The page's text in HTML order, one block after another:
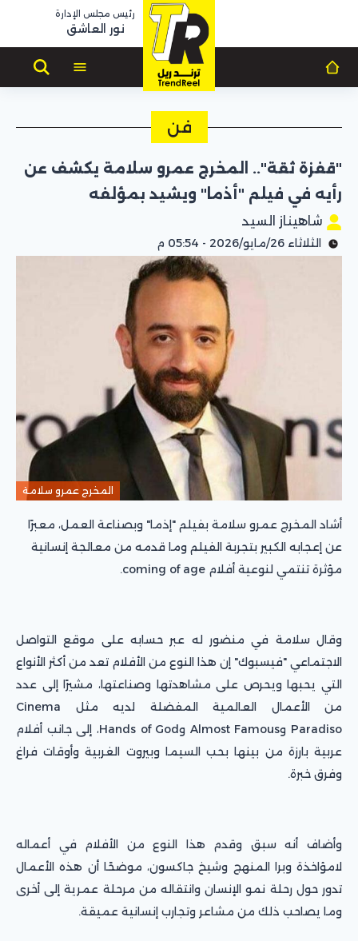
رئيس مجلس الإدارة
نور العاشق
فن
"قفزة ثقة".. المخرج عمرو سلامة يكشف عن
رأيه في فيلم "أذما" ويشيد بمؤلفه
شاهيناز السيد
الثلاثاء 26/مايو/2026 - 05:54 م
المخرج عمرو سلامة
أشاد المخرج عمرو سلامة بفيلم "إذما" وبصناعة العمل، معبرًا
عن إعجابه الكبير بتجربة الفيلم وما قدمه من معالجة إنسانية
مؤثرة تنتمي لنوعية أفلام coming of age.
وقال سلامة في منضور له عبر حسابه على موقع التواصل
الاجتماعي "فيسبوك" إن هذا النوع من الأفلام تعد من أكثر الأنواع
التي يحبها ويحرص على مشاهدتها وصناعتها، مشيرًا إلى عدد
من الأعمال العالمية المفضلة لديه مثل Cinema
Paradiso وAlmost Famous وHands of God، إلى جانب أفلام
عربية بارزة من بينها بحب السيما وبيروت الغربية وأوقات فراغ
وفرق خبرة.
وأضاف أنه سبق وقدم هذا النوع من الأفلام في أعماله
لامؤاخذة وبرا المنهج وشيخ جاكسون، موضحًا أن هذه الأعمال
تدور حول رحلة نمو الإنسان وانتقاله من مرحلة عمرية إلى أخرى
وما يصاحب ذلك من مشاعر وتجارب إنسانية عميقة.